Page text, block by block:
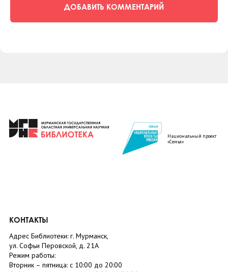
ДОБАВИТЬ КОММЕНТАРИЙ
Национальный проект
«Семья»
КОНТАКТЫ
Адрес Библиотеки: г. Мурманск,
ул. Софьи Перовской, д. 21А
Режим работы:
Вторник – пятница: с 10:00 до 20:00